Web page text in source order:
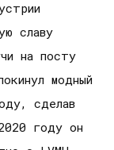
славу
на посту
модный
сделав
году он